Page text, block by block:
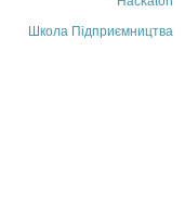
Школа Підприємництва